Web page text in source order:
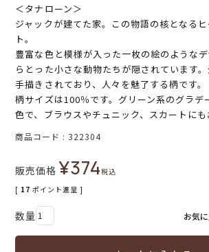
＜タナローン＞
ジャックが建てた家。この物語の核となる
ト。
豊富な色と模様が入った一枚の絵のような
らとった小さな動物たちが隠されています
手描きされており、人々を魅了する柄です。
柄サイズは100％です。グリーン系のグラデ
色で、ブラウスやチュニック、スカートにも
商品コード 322304
販売価格 ¥374税込
[ 17 ポイント進呈 ]
お気